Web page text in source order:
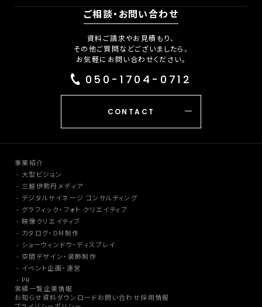
ご相談・お問い合わせ
資料ご請求やお見積もり、
その他ご質問などございましたら、
お気軽にお問い合わせください。
050-1704-0712
CONTACT
事業紹介
大型ビジョン
三越伊勢丹メディア
デジタルサイネージ コンサルティング
グラフィック・フォト クリエイティブ
映像クリエイティブ
カタログ・DM制作
ショーウィンドウ・ディスプレイ
空間デザイン・装飾制作
イベント企画・運営
PR
実績一覧企業情報
お知らせ 資料ダウンロードお問い合わせ採用情報